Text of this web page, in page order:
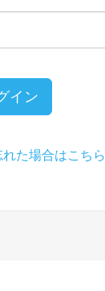
イン
た場合はこちら